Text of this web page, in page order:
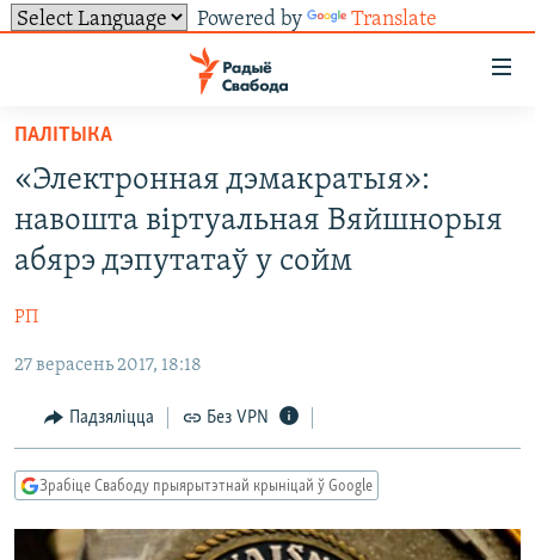
Powered by Translate
ўнівэрсальнага
доступу
Перайсьці
галоўнага
зьместу
Перайсьці
да
навігацыі
Перайсьці
пошуку
УСЕ НАВІНЫ
ВІДЭА І ФОТА
ЭКАНОМІКА
ВАЙНА
ПАЛІТВЯЗЬНІ
КУЛЬТУРА
ТОЛЬКІ НА СВАБОДЗЕ
ТЭСТЫ
ПАДКАСТЫ
КНІГІ
PREMIUM
МОВА
СУВЯЗЬ
ПАДКАСТЫ
FACEBOOK
ПАЛІТЫКА
«Электронная дэмакратыя»:
навошта віртуальная Вяйшнорыя
абярэ дэпутатаў у сойм
РП
27 верасень 2017, 18:18
Падзяліцца Без VPN
Зрабіце Свабоду прыярытэтнай крыніцай ў Google